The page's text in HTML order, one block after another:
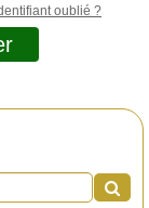
oublié ?